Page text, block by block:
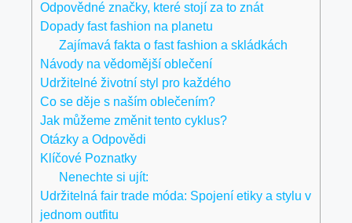
Odpovědné značky, které stojí za to znát
Dopady fast fashion na planetu
Zajímavá fakta o fast fashion a skládkách
Návody na vědomější oblečení
Udržitelné životní styl pro každého
Co se děje s naším oblečením?
Jak můžeme změnit tento cyklus?
Otázky a Odpovědi
Klíčové Poznatky
Nenechte si ujít:
Udržitelná fair trade móda: Spojení etiky a stylu v
jednom outfitu